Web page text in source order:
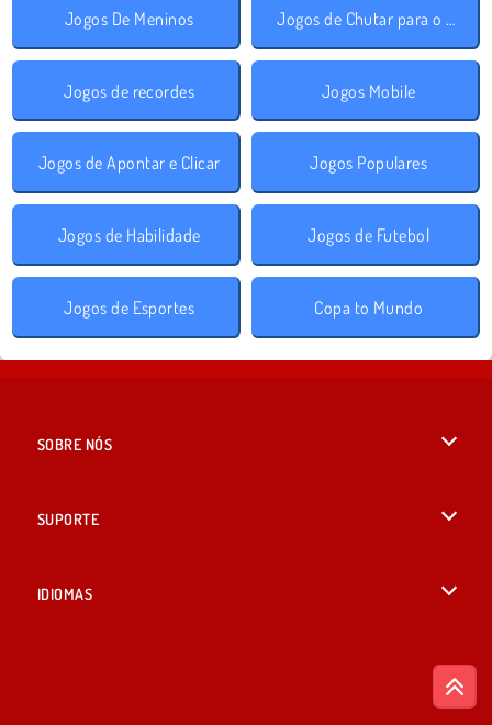
Jogos De Meninos Jogos de Chutar para o Gol
Jogos de recordes Jogos Mobile
Jogos de Apontar e Clicar Jogos Populares
Jogos de Habilidade Jogos de Futebol
Jogos de Esportes Copa to Mundo
SOBRE NÓS
SUPORTE
IDIOMAS